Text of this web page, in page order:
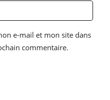
e-mail et mon site dans
commentaire.